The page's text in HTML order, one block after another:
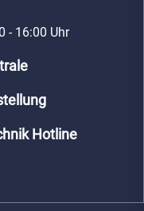
- 16:00 Uhr
Hotline